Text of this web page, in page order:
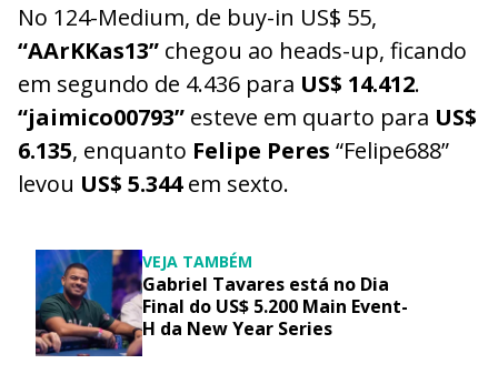
No 124-Medium, de buy-in US$ 55,
“AArKKas13” chegou ao heads-up, ficando
em segundo de 4.436 para US$ 14.412.
“jaimico00793” esteve em quarto para US$
6.135, enquanto Felipe Peres “Felipe688”
levou US$ 5.344em sexto.
VEJA TAMBÉM
Gabriel Tavares está no Dia
Final do US$ 5.200 Main Event-
H da New Year Series